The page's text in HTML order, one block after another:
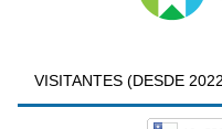
VISITANTES (DESDE